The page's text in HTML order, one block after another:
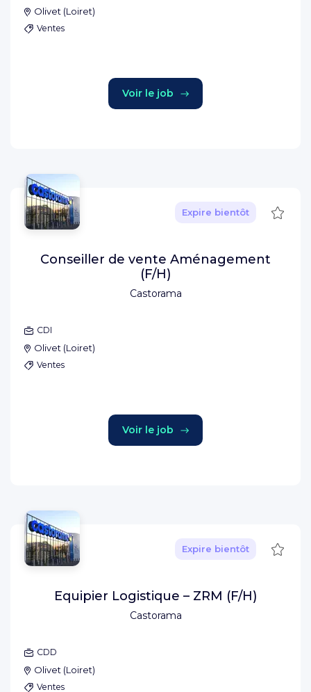
Olivet (Loiret)
Ventes
Voir le job
Castorama
Expire bientôt
Conseiller de vente Aménagement
(F/H)
CDI
Olivet (Loiret)
Ventes
Voir le job
Castorama
Expire bientôt
Equipier Logistique – ZRM (F/H)
CDD
Olivet (Loiret)
Ventes